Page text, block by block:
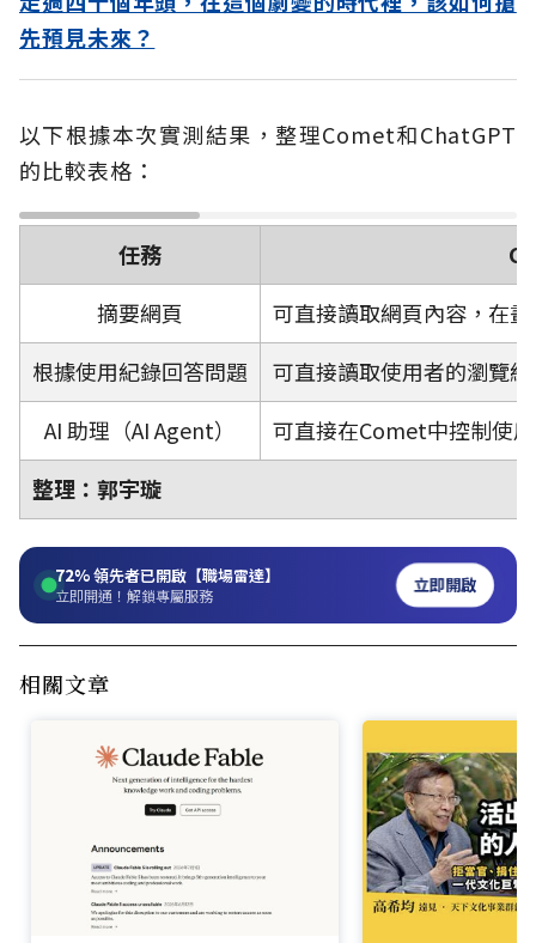
先預見未來？
以下根據本次實測結果，整理Comet和ChatGPT
的比較表格：
任務
摘要網頁
可直接讀取網頁內容，在
根據使用紀錄回答問題
可直接讀取使用者的瀏覽
AI 助理（AI Agent）
可直接在Comet中控制使
整理：郭宇璇
72%領先者已開啟【職場雷達】
立即開通！解鎖專屬服務 立即開啟
相關文章